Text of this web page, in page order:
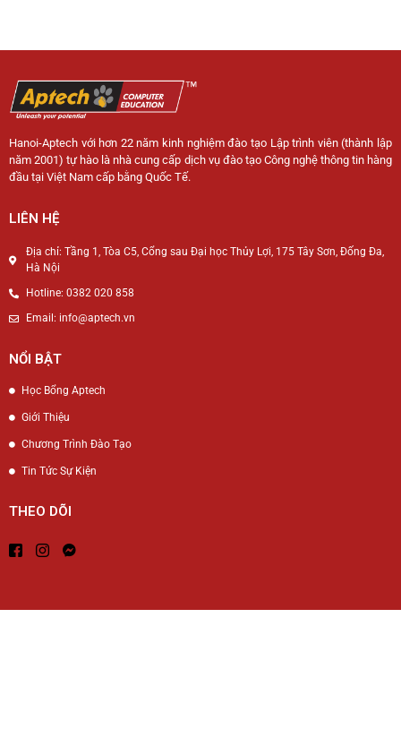
Hanoi-Aptech với hơn 22 năm kinh nghiệm đào tạo Lập trình viên (thành lập
năm 2001) tự hào là nhà cung cấp dịch vụ đào tạo Công nghệ thông tin hàng
đầu tại Việt Nam cấp bằng Quốc Tế.
LIÊN HỆ
Địa chỉ: Tầng 1, Tòa C5, Cổng sau Đại học Thủy Lợi, 175 Tây Sơn, Đống Đa,
Hà Nội
Hotline: 0382 020 858
Email: info@aptech.vn
NỔI BẬT
Học Bổng Aptech
Giới Thiệu
Chương Trình Đào Tạo
Tin Tức Sự Kiện
THEO DÕI